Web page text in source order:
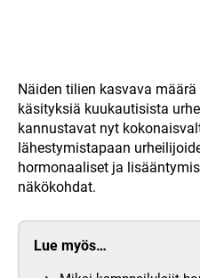
Näiden tilien kasvava
käsityksiä kuukautisista
kannustavat nyt
lähestymistapaan
hormonaaliset ja
näkökohdat.
Lue myös…